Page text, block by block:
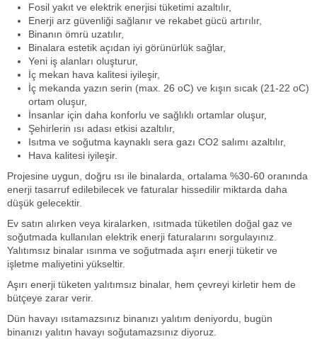
Fosil yakıt ve elektrik enerjisi tüketimi azaltılır,
Enerji arz güvenliği sağlanır ve rekabet gücü artırılır,
Binanın ömrü uzatılır,
Binalara estetik açıdan iyi görünürlük sağlar,
Yeni iş alanları oluşturur,
İç mekan hava kalitesi iyileşir,
İç mekanda yazın serin (max. 26 oC) ve kışın sıcak (21-22 oC)
ortam oluşur,
İnsanlar için daha konforlu ve sağlıklı ortamlar oluşur,
Şehirlerin ısı adası etkisi azaltılır,
Isıtma ve soğutma kaynaklı sera gazı CO2 salımı azaltılır,
Hava kalitesi iyileşir.
Projesine uygun, doğru ısı ile binalarda, ortalama %30-60 oranında
enerji tasarruf edilebilecek ve faturalar hissedilir miktarda daha
düşük gelecektir.
Ev satın alırken veya kiralarken, ısıtmada tüketilen doğal gaz ve
soğutmada kullanılan elektrik enerji faturalarını sorgulayınız.
Yalıtımsız binalar ısınma ve soğutmada aşırı enerji tüketir ve
işletme maliyetini yükseltir.
Aşırı enerji tüketen yalıtımsız binalar, hem çevreyi kirletir hem de
bütçeye zarar verir.
Dün havayı ısıtamazsınız binanızı yalıtım deniyordu, bugün
binanızı yalıtın havayı soğutamazsınız diyoruz.